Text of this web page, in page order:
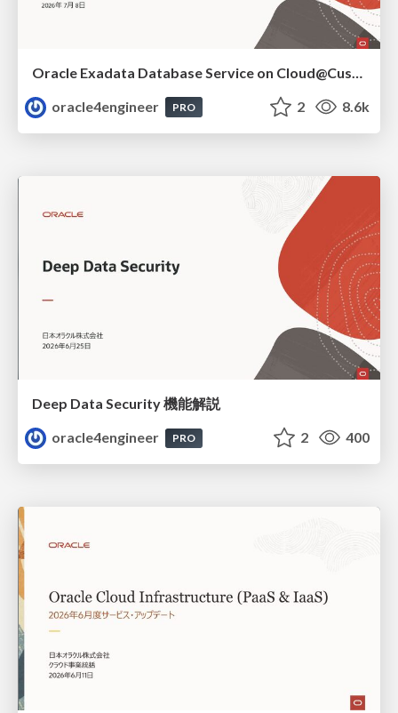
oracle4engineer
PRO 2 8.6k
Deep Data Security 機能解説
oracle4engineer
PRO 2 400